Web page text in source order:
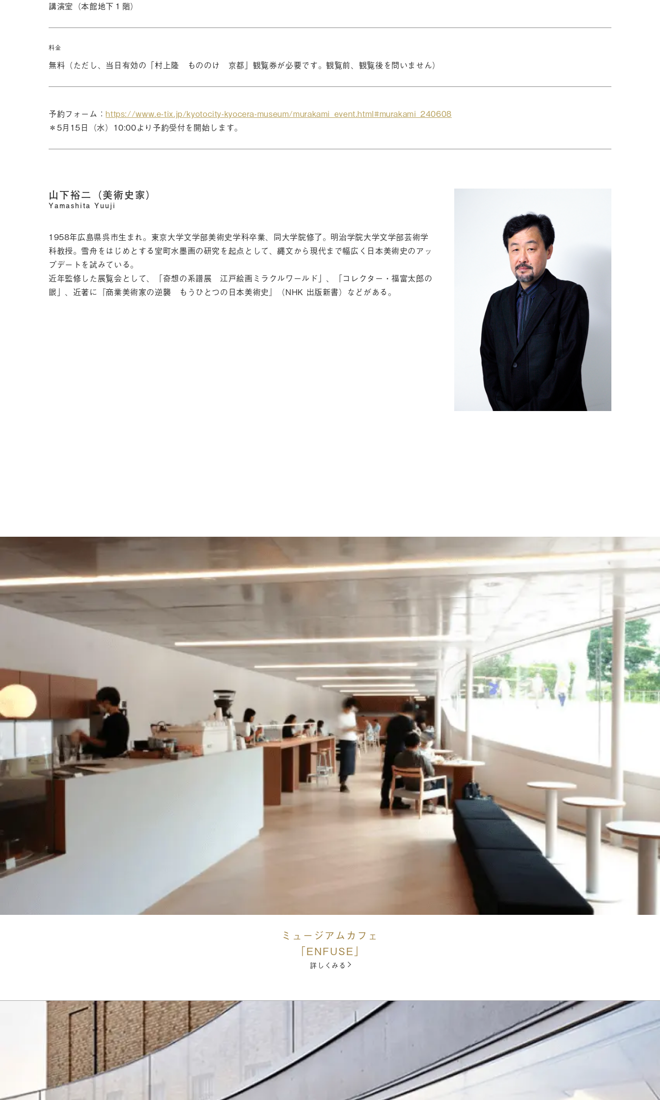
講演室（本館地下１階）
料金
無料（ただし、当日有効の「村上隆 もののけ 京都」観覧券が必要です。観覧前、観覧後を問いません）
予約フォーム：https://www.e-tix.jp/kyotocity-kyocera-museum/murakami_event.html#murakami_240608
＊5月15日（水）10:00より予約受付を開始します。
山下裕二（美術史家）
Yamashita Yuuji
1958年広島県呉市生まれ。東京大学文学部美術史学科卒業、同大学院修了。明治学院大学文学部芸術学
科教授。雪舟をはじめとする室町水墨画の研究を起点として、縄文から現代まで幅広く日本美術史のアッ
プデートを試みている。
近年監修した展覧会として、「奇想の系譜展 江戸絵画ミラクルワールド」、「コレクター・福富太郎の
眼」、近著に『商業美術家の逆襲 もうひとつの日本美術史』（NHK 出版新書）などがある。
ミュージアムカフェ
「ENFUSE」
詳しくみる